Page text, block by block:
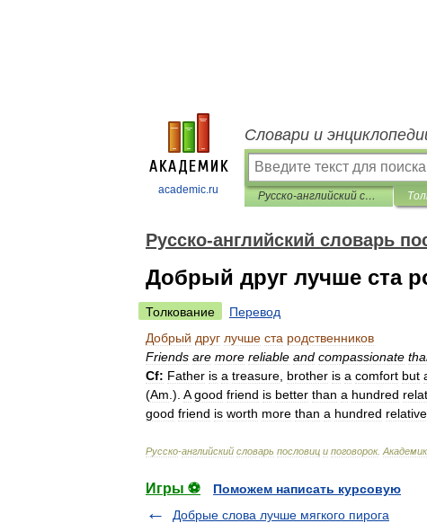
academic.ru
Словари и
Русско-английский словарь пословиц и поговорок
Русско-английский словарь
Добрый друг лучше ста
Толкование
Перевод
Добрый друг лучше ста родственников
Friends are more reliable and compassionate
Cf: Father is a treasure brother is a comfort but
(Am ). A good friend is better than a hundred
good friend is worth more than a hundred
Русско-английский словарь пословиц и поговорок. Академик
Игры ⚽
Поможем написать курсовую
Добрые слова лучше мягкого пирога